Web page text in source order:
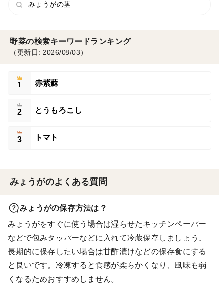
みょうがの茎
野菜の検索キーワードランキング
（更新日: 2026/08/03）
1 赤紫蘇
2 とうもろこし
3 トマト
みょうがのよくある質問
みょうがの保存方法は？
みょうがをすぐに使う場合は湿らせたキッチンペーパー
などで包みタッパーなどに入れて冷蔵保存しましょう。
長期的に保存したい場合は甘酢漬けなどの保存食にする
と良いです。冷凍すると食感が柔らかくなり、風味も弱
くなるためおすすめしません。